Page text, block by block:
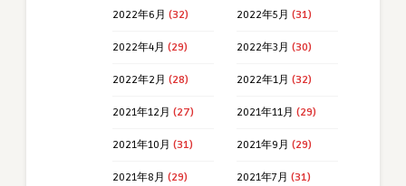
2022年6月 (32) 2022年5月 (31)
2022年4月 (29) 2022年3月 (30)
2022年2月 (28) 2022年1月 (32)
2021年12月 (27) 2021年11月 (29)
2021年10月 (31) 2021年9月 (29)
2021年8月 (29) 2021年7月 (31)